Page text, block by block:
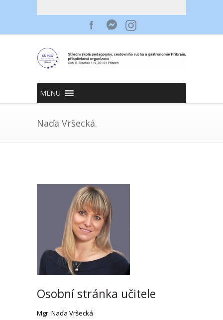
MENU
Naďa Vršecká.
Osobní stránka učitele
Mgr. Naďa Vršecká